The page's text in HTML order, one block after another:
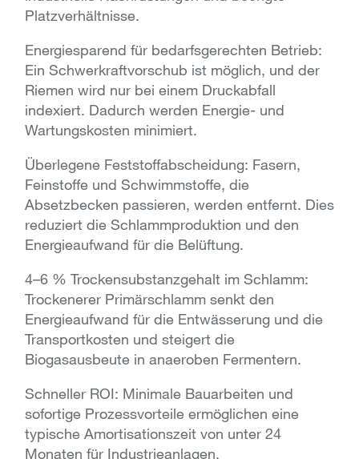
Platzverhältnisse.
Energiesparend für bedarfsgerechten Betrieb:
Ein Schwerkraftvorschub ist möglich, und der
Riemen wird nur bei einem Druckabfall
indexiert. Dadurch werden Energie- und
Wartungskosten minimiert.
Überlegene Feststoffabscheidung: Fasern,
Feinstoffe und Schwimmstoffe, die
Absetzbecken passieren, werden entfernt. Dies
reduziert die Schlammproduktion und den
Energieaufwand für die Belüftung.
4–6 % Trockensubstanzgehalt im Schlamm:
Trockenerer Primärschlamm senkt den
Energieaufwand für die Entwässerung und die
Transportkosten und steigert die
Biogasausbeute in anaeroben Fermentern.
Schneller ROI: Minimale Bauarbeiten und
sofortige Prozessvorteile ermöglichen eine
typische Amortisationszeit von unter 24
Monaten für Industrieanlagen.